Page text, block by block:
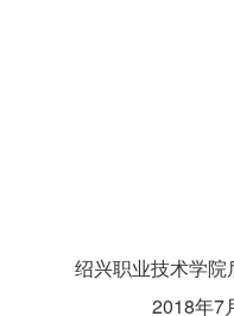
绍兴职业技术学院
2018年7